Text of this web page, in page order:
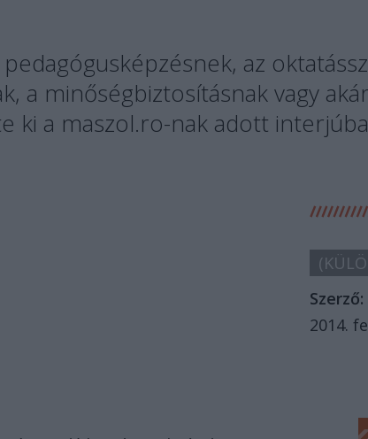
az
a minőségbiztosításnak vagy
ki a maszol.ro-nak adott
Szerző:
2014.